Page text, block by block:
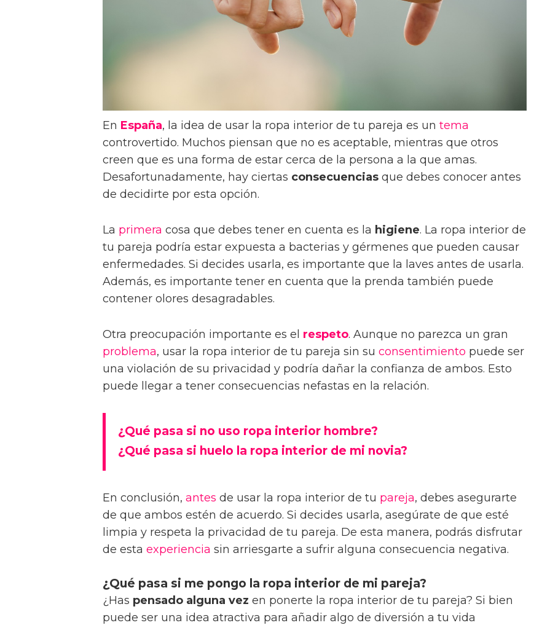
En España, la idea de usar la ropa interior de tu pareja es un tema
controvertido. Muchos piensan que no es aceptable, mientras que otros
creen que es una forma de estar cerca de la persona a la que amas.
Desafortunadamente, hay ciertas consecuencias que debes conocer antes
de decidirte por esta opción.
La primera cosa que debes tener en cuenta es la higiene. La ropa interior de
tu pareja podría estar expuesta a bacterias y gérmenes que pueden causar
enfermedades. Si decides usarla, es importante que la laves antes de usarla.
Además, es importante tener en cuenta que la prenda también puede
contener olores desagradables.
Otra preocupación importante es el respeto. Aunque no parezca un gran
problema, usar la ropa interior de tu pareja sin su consentimiento puede ser
una violación de su privacidad y podría dañar la confianza de ambos. Esto
puede llegar a tener consecuencias nefastas en la relación.
¿Qué pasa si no uso ropa interior hombre?
¿Qué pasa si huelo la ropa interior de mi novia?
En conclusión, antes de usar la ropa interior de tu pareja, debes asegurarte
de que ambos estén de acuerdo. Si decides usarla, asegúrate de que esté
limpia y respeta la privacidad de tu pareja. De esta manera, podrás disfrutar
de esta experiencia sin arriesgarte a sufrir alguna consecuencia negativa.
¿Qué pasa si me pongo la ropa interior de mi pareja?
¿Has pensado alguna vez en ponerte la ropa interior de tu pareja? Si bien
puede ser una idea atractiva para añadir algo de diversión a tu vida